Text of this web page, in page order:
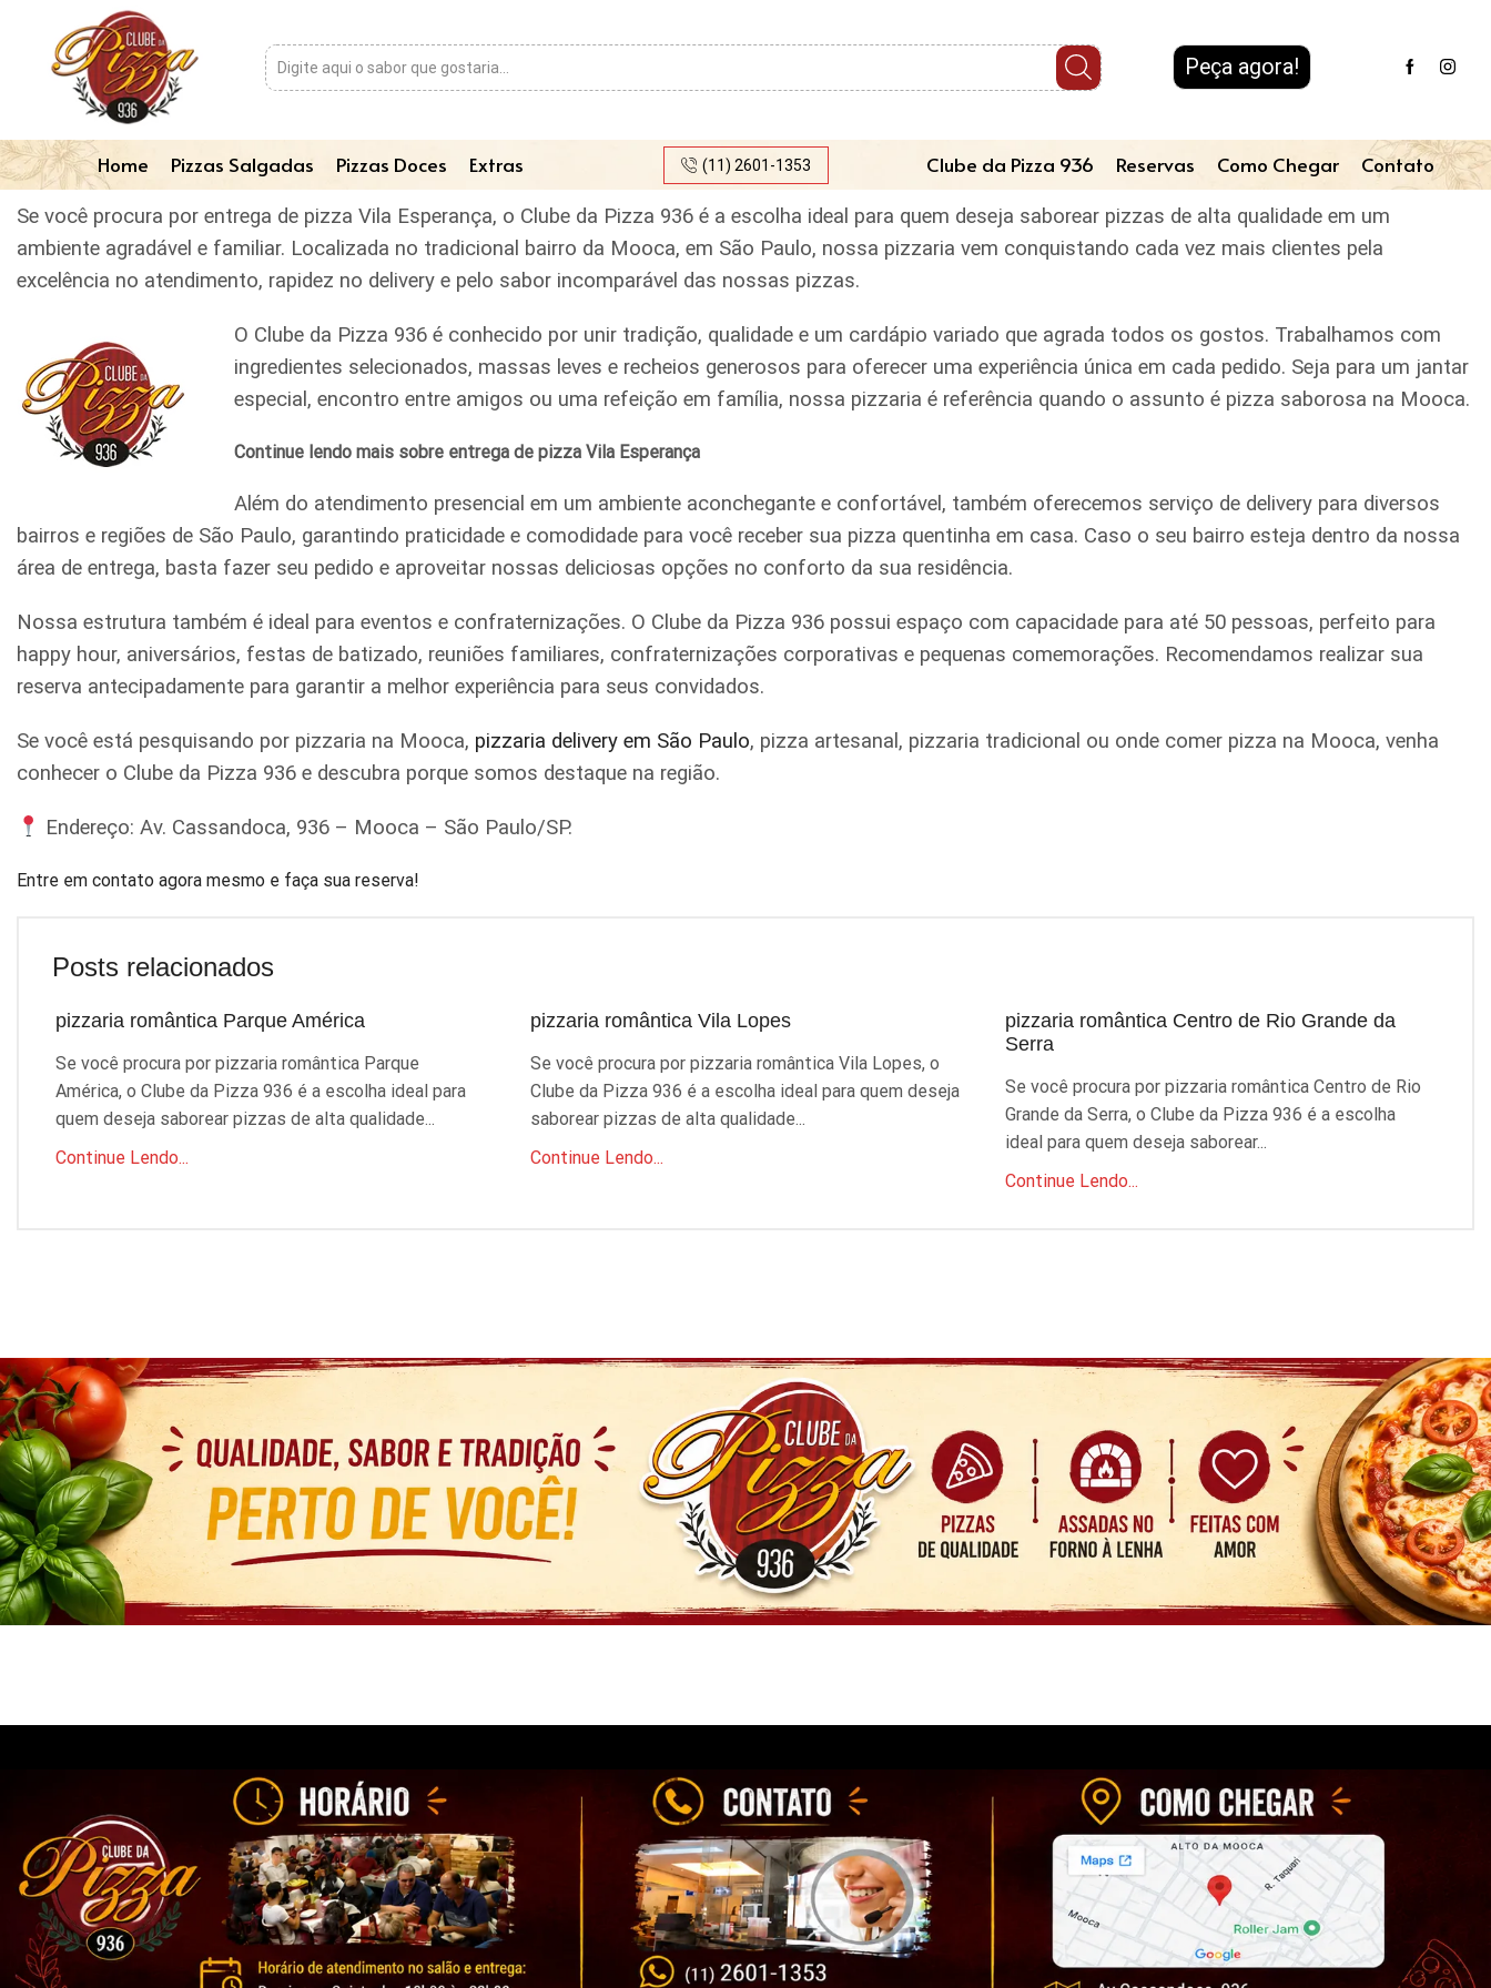
Peça agora!
Home Pizzas Salgadas Pizzas Doces Extras (11) 2601-1353 Clube da Pizza 936 Reservas Como Chegar Contato
Se você procura por entrega de pizza Vila Esperança, o Clube da Pizza 936 é a escolha ideal para quem deseja saborear pizzas de alta qualidade em um
ambiente agradável e familiar. Localizada no tradicional bairro da Mooca, em São Paulo, nossa pizzaria vem conquistando cada vez mais clientes pela
excelência no atendimento, rapidez no delivery e pelo sabor incomparável das nossas pizzas.
O Clube da Pizza 936 é conhecido por unir tradição, qualidade e um cardápio variado que agrada todos os gostos. Trabalhamos com
ingredientes selecionados, massas leves e recheios generosos para oferecer uma experiência única em cada pedido. Seja para um jantar
especial, encontro entre amigos ou uma refeição em família, nossa pizzaria é referência quando o assunto é pizza saborosa na Mooca.
Continue lendo mais sobre entrega de pizza Vila Esperança
Além do atendimento presencial em um ambiente aconchegante e confortável, também oferecemos serviço de delivery para diversos
bairros e regiões de São Paulo, garantindo praticidade e comodidade para você receber sua pizza quentinha em casa. Caso o seu bairro esteja dentro da nossa
área de entrega, basta fazer seu pedido e aproveitar nossas deliciosas opções no conforto da sua residência.
Nossa estrutura também é ideal para eventos e confraternizações. O Clube da Pizza 936 possui espaço com capacidade para até 50 pessoas, perfeito para
happy hour, aniversários, festas de batizado, reuniões familiares, confraternizações corporativas e pequenas comemorações. Recomendamos realizar sua
reserva antecipadamente para garantir a melhor experiência para seus convidados.
Se você está pesquisando por pizzaria na Mooca, pizzaria delivery em São Paulo, pizza artesanal, pizzaria tradicional ou onde comer pizza na Mooca, venha
conhecer o Clube da Pizza 936 e descubra porque somos destaque na região.
Endereço: Av. Cassandoca, 936 – Mooca – São Paulo/SP.
Entre em contato agora mesmo e faça sua reserva!
Posts relacionados
pizzaria romântica Parque América
Se você procura por pizzaria romântica Parque
América, o Clube da Pizza 936 é a escolha ideal para
quem deseja saborear pizzas de alta qualidade...
Continue Lendo...
pizzaria romântica Vila Lopes
Se você procura por pizzaria romântica Vila Lopes, o
Clube da Pizza 936 é a escolha ideal para quem deseja
saborear pizzas de alta qualidade...
Continue Lendo...
pizzaria romântica Centro de Rio Grande da
Serra
Se você procura por pizzaria romântica Centro de Rio
Grande da Serra, o Clube da Pizza 936 é a escolha
ideal para quem deseja saborear...
Continue Lendo...